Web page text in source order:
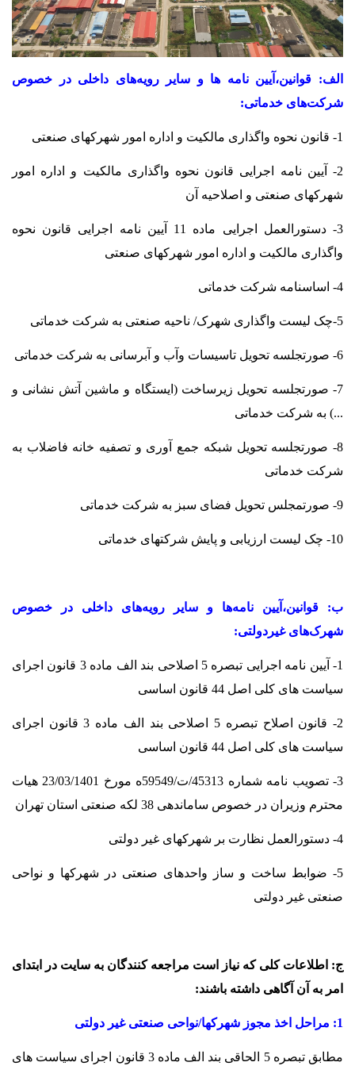
بازدید معاون وزیر صمت با همراهی نماینده مجلس از واحدهای تولیدی
در شهرک صنعتی اهر و پیگیری مشکلات صنعتگران
1405/05/07
افتتاح کارخانه شیمی گستر آرمند (آلکو) در شهرک صنعتی بیلوردی
الف: قوانین،آیین نامه ها و سایر رویه‌های داخلی در خصوص
شرکت‌های خدماتی:
1- قانون نحوه واگذاری مالکیت و اداره امور شهرکهای صنعتی
2- آیین نامه اجرایی قانون نحوه واگذاری مالکیت و اداره امور
شهرکهای صنعتی و اصلاحیه آن
3- دستورالعمل اجرایی ماده 11 آیین نامه اجرایی قانون نحوه
واگذاری مالکیت و اداره امور شهرکهای صنعتی
4- اساسنامه شرکت خدماتی
5-چک لیست واگذاری شهرک/ ناحیه صنعتی به شرکت خدماتی
6- صورتجلسه تحویل تاسیسات وآب و آبرسانی به شرکت خدماتی
7- صورتجلسه تحویل زیرساخت (ایستگاه و ماشین آتش نشانی و
...) به شرکت خدماتی
8- صورتجلسه تحویل شبکه جمع آوری و تصفیه خانه فاضلاب به
شرکت خدماتی
9- صورتمجلس تحویل فضای سبز به شرکت خدماتی
10- چک لیست ارزیابی و پایش شرکتهای خدماتی
ب: قوانین،آیین نامه‌ها و سایر رویه‌های داخلی در خصوص
شهرک‌های غیردولتی:
1- آیین نامه اجرایی تبصره 5 اصلاحی بند الف ماده 3 قانون اجرای
سیاست های کلی اصل 44 قانون اساسی
2- قانون اصلاح تبصره 5 اصلاحی بند الف ماده 3 قانون اجرای
سیاست های کلی اصل 44 قانون اساسی
3- تصویب نامه شماره 45313/ت/59549ه مورخ 23/03/1401 هیات
محترم وزیران در خصوص ساماندهی 38 لکه صنعتی استان تهران
4- دستورالعمل نظارت بر شهرکهای غیر دولتی
5- ضوابط ساخت و ساز واحدهای صنعتی در شهرکها و نواحی
صنعتی غیر دولتی
ج: ا طلاعات کلی که نیاز است مراجعه کنندگان به سایت در ابتدای
امر به آن آگاهی داشته باشند:
1: مراحل اخذ مجوز شهرکها/نواحی صنعتی غیر دولتی
مطابق تبصره 5 الحاقی بند الف ماده 3 قانون اجرای سیاست های